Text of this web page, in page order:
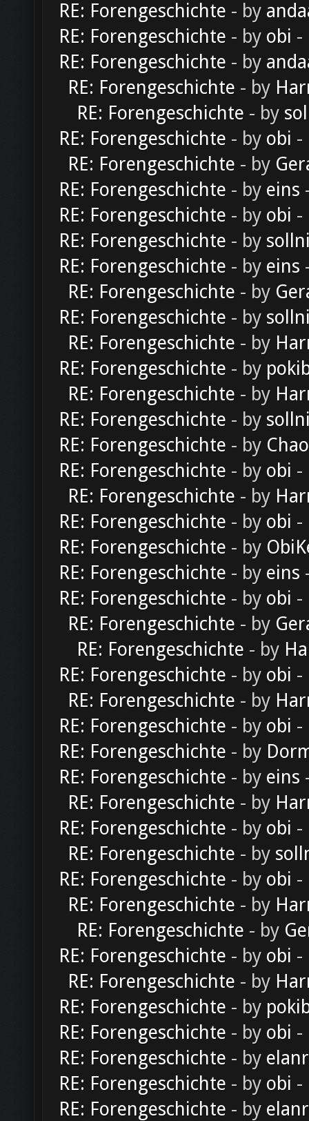
RE: Forengeschichte - by
RE: Forengeschichte - by obi -
RE: Forengeschichte - by
RE: Forengeschichte - by
RE: Forengeschichte - by
RE: Forengeschichte - by obi -
RE: Forengeschichte - by
RE: Forengeschichte - by eins
RE: Forengeschichte - by obi -
RE: Forengeschichte - by
RE: Forengeschichte - by eins
RE: Forengeschichte - by
RE: Forengeschichte - by
RE: Forengeschichte - by
RE: Forengeschichte - by
RE: Forengeschichte - by
RE: Forengeschichte - by
RE: Forengeschichte - by
RE: Forengeschichte - by obi -
RE: Forengeschichte - by
RE: Forengeschichte - by obi -
RE: Forengeschichte - by
RE: Forengeschichte - by eins
RE: Forengeschichte - by obi -
RE: Forengeschichte - by
RE: Forengeschichte - by
RE: Forengeschichte - by obi -
RE: Forengeschichte - by
RE: Forengeschichte - by obi -
RE: Forengeschichte - by
RE: Forengeschichte - by eins
RE: Forengeschichte - by
RE: Forengeschichte - by obi -
RE: Forengeschichte - by
RE: Forengeschichte - by obi -
RE: Forengeschichte - by
RE: Forengeschichte - by
RE: Forengeschichte - by obi -
RE: Forengeschichte - by
RE: Forengeschichte - by
RE: Forengeschichte - by obi -
RE: Forengeschichte - by
RE: Forengeschichte - by obi -
RE: Forengeschichte - by